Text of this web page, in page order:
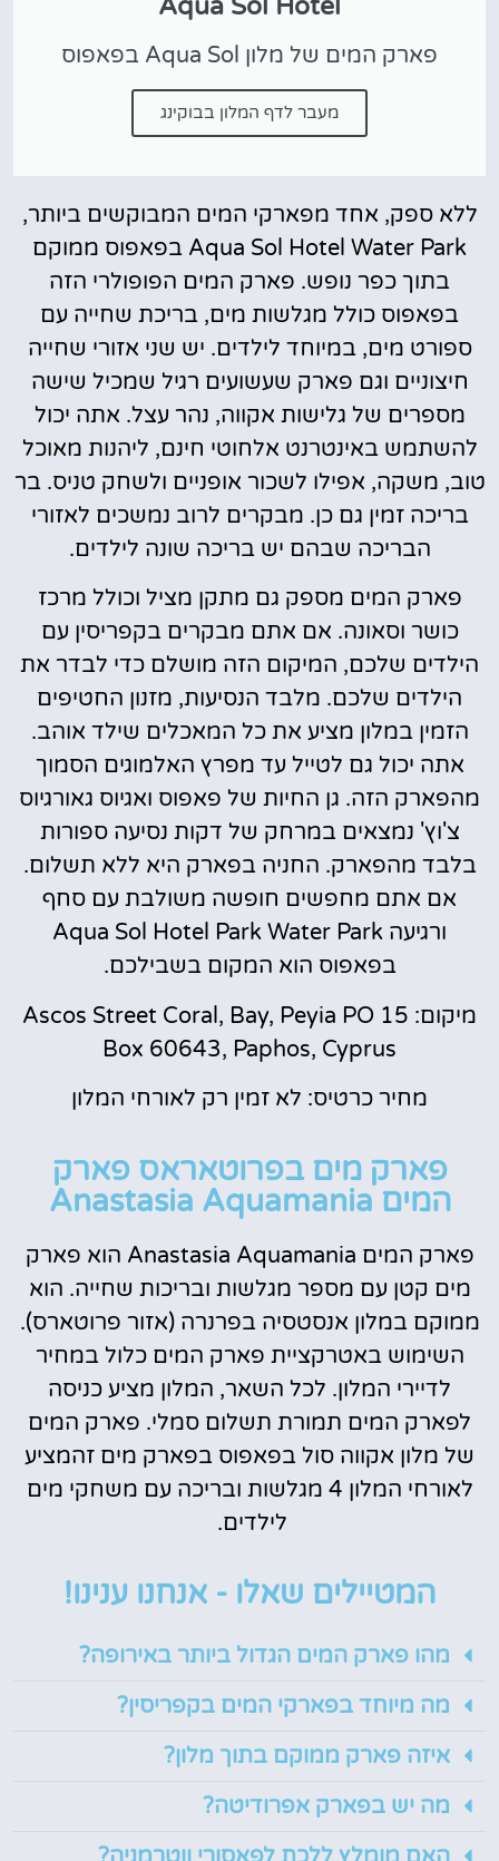
Aqua Sol Hotel
פארק המים של מלון Aqua Sol בפאפוס
מעבר לדף המלון בבוקינג
ללא ספק, אחד מפארקי המים המבוקשים ביותר,
Aqua Sol Hotel Water Park בפאפוס ממוקם
בתוך כפר נופש. פארק המים הפופולרי הזה
בפאפוס כולל מגלשות מים, בריכת שחייה עם
ספורט מים, במיוחד לילדים. יש שני אזורי שחייה
חיצוניים וגם פארק שעשועים רגיל שמכיל שישה
מספרים של גלישות אקווה, נהר עצל. אתה יכול
להשתמש באינטרנט אלחוטי חינם, ליהנות מאוכל
טוב, משקה, אפילו לשכור אופניים ולשחק טניס. בר
בריכה זמין גם כן. מבקרים לרוב נמשכים לאזורי
הבריכה שבהם יש בריכה שונה לילדים.
פארק המים מספק גם מתקן מציל וכולל מרכז
כושר וסאונה. אם אתם מבקרים בקפריסין עם
הילדים שלכם, המיקום הזה מושלם כדי לבדר את
הילדים שלכם. מלבד הנסיעות, מזנון החטיפים
הזמין במלון מציע את כל המאכלים שילד אוהב.
אתה יכול גם לטייל עד מפרץ האלמוגים הסמוך
מהפארק הזה. גן החיות של פאפוס ואגיוס גאורגיוס
צ'וץ' נמצאים במרחק של דקות נסיעה ספורות
בלבד מהפארק. החניה בפארק היא ללא תשלום.
אם אתם מחפשים חופשה משולבת עם סחף
ורגיעה Aqua Sol Hotel Park Water Park
בפאפוס הוא המקום בשבילכם.
מיקום: 15 Ascos Street Coral, Bay, Peyia PO
Box 60643, Paphos, Cyprus
מחיר כרטיס: לא זמין רק לאורחי המלון
פארק מים בפרוטאראס פארק
המים Anastasia Aquamania
פארק המים Anastasia Aquamania הוא פארק
מים קטן עם מספר מגלשות ובריכות שחייה. הוא
ממוקם במלון אנסטסיה בפרנרה (אזור פרוטארס).
השימוש באטרקציית פארק המים כלול במחיר
לדיירי המלון. לכל השאר, המלון מציע כניסה
לפארק המים תמורת תשלום סמלי. פארק המים
של מלון אקווה סול בפאפוס בפארק מים זהמציע
לאורחי המלון 4 מגלשות ובריכה עם משחקי מים
לילדים.
המטיילים שאלו - אנחנו ענינו!
מהו פארק המים הגדול ביותר באירופה?
מה מיוחד בפארקי המים בקפריסין?
איזה פארק ממוקם בתוך מלון?
מה יש בפארק אפרודיטה?